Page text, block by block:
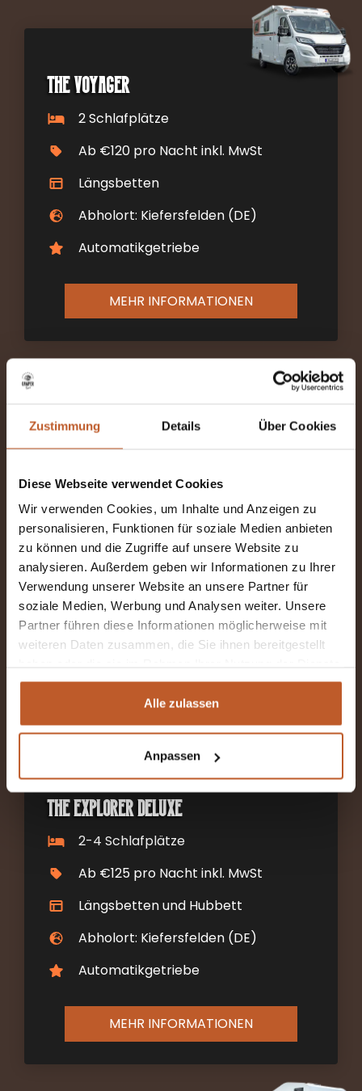
Zustimmung Details Über Cookies
Diese Webseite verwendet Cookies
Wir verwenden Cookies, um Inhalte und Anzeigen zu
personalisieren, Funktionen für soziale Medien anbieten
zu können und die Zugriffe auf unsere Website zu
analysieren. Außerdem geben wir Informationen zu Ihrer
Verwendung unserer Website an unsere Partner für
soziale Medien, Werbung und Analysen weiter. Unsere
Partner führen diese Informationen möglicherweise mit
weiteren Daten zusammen, die Sie ihnen bereitgestellt
gesammelt haben.
Alle zulassen
Anpassen
The Voyager
2 Schlafplätze
Ab €120 pro Nacht inkl. MwSt
Längsbetten
Abholort: Kiefersfelden (DE)
Automatikgetriebe
MEHR INFORMATIONEN
The Explorer
2-4 Schlafplätze
Ab €120 pro Nacht inkl. MwSt
Längsbetten und Hubbett
Abholort: Kiefersfelden (DE)
Schaltgetriebe
The Explorer Deluxe
2-4 Schlafplätze
Ab €125 pro Nacht inkl. MwSt
Längsbetten und Hubbett
Abholort: Kiefersfelden (DE)
Automatikgetriebe
MEHR INFORMATIONEN